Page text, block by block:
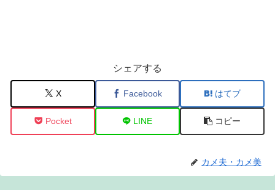
シェアする
X Facebook はてブ
Pocket LINE コピー
カメ夫・カメ美